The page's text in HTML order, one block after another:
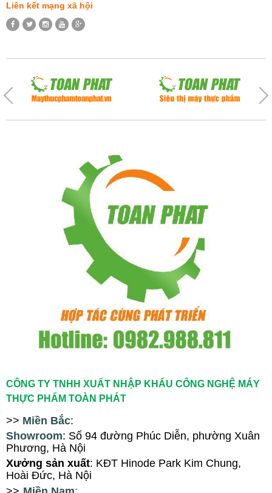
Liên kết mạng xã hội
CÔNG TY TNHH XUẤT NHẬP KHẨU CÔNG NGHỆ MÁY
THỰC PHẨM TOÀN PHÁT
>> Miền Bắc:
Showroom: Số 94 đường Phúc Diễn, phường Xuân
Phương, Hà Nội
Xưởng sản xuất: KĐT Hinode Park Kim Chung,
Hoài Đức, Hà Nội